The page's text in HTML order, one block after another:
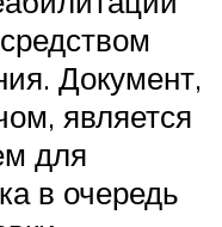
Документ,
является
для
в очередь